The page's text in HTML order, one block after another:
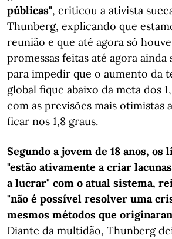
públicas", criticou a ativista
Thunberg, explicando que
reunião e que até agora só
promessas feitas até agora
para impedir que o aumento da
global fique abaixo da meta dos
com as previsões mais otimistas
ficar nos 1,8 graus.
Segundo a jovem de 18 anos,
"estão ativamente a criar
a lucrar" com o atual sistema,
"não é possível resolver uma
mesmos métodos que
Diante da multidão, Thunberg